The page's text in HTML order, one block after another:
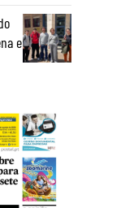
e